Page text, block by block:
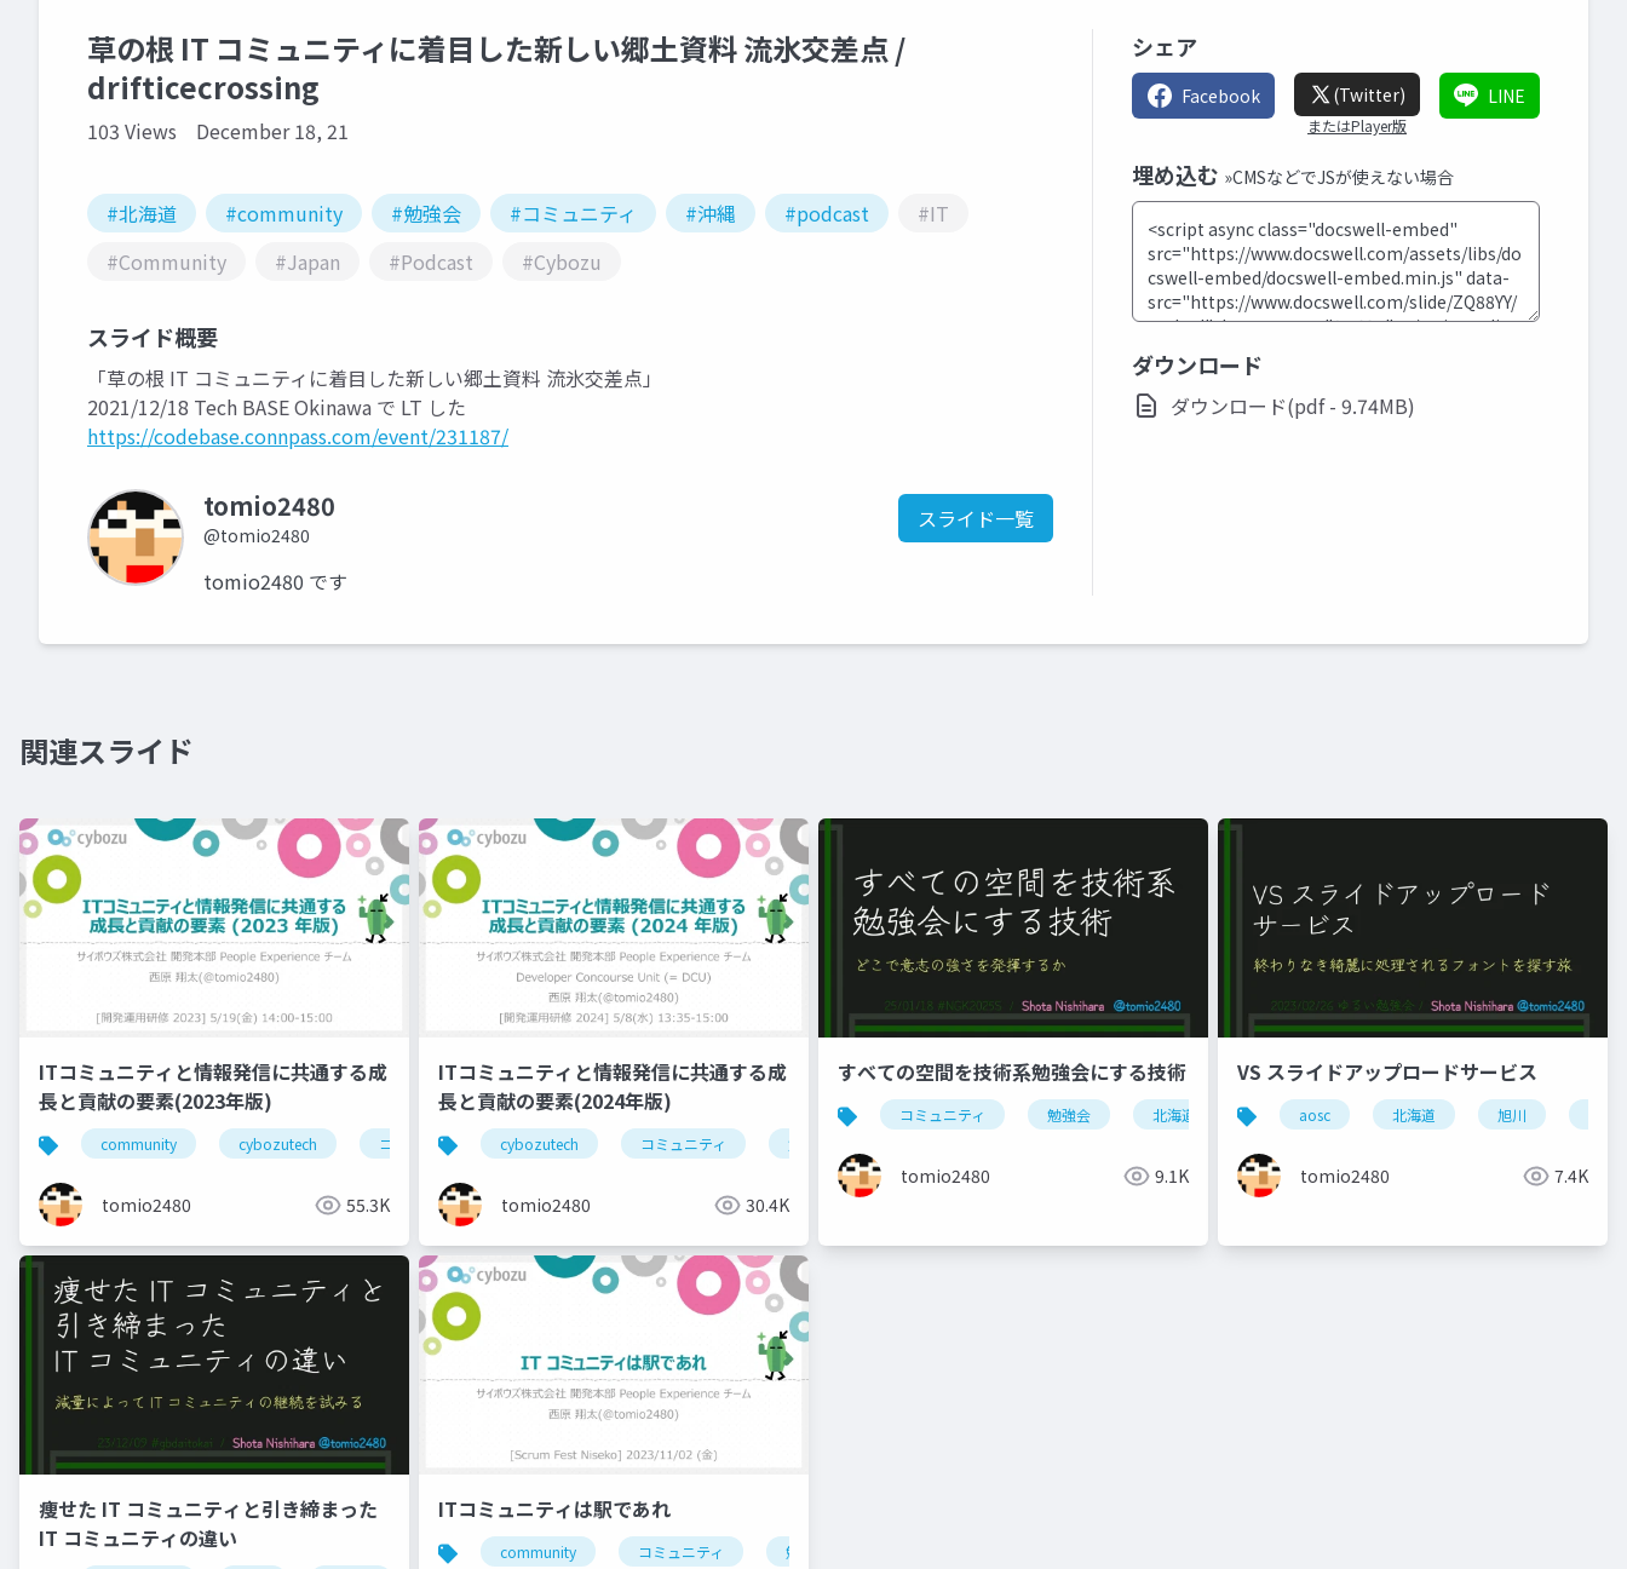
草の根 IT コミュニティに着目した新しい郷土資料 流氷交差点 /
drifticecrossing
103 Views December 18, 21
#北海道 #community #勉強会 #コミュニティ #沖縄 #podcast
#IT
#Community
#Japan #Podcast #Cybozu
スライド概要
「草の根 IT コミュニティに着目した新しい郷土資料 流氷交差点」
2021/12/18 Tech BASE Okinawa で LT した
https://codebase.connpass.com/event/231187/
tomio2480
@tomio2480
スライド一覧
tomio2480 です
シェア
Facebook (Twitter)
またはPlayer版
LINE
埋め込む »CMSなどでJSが使えない場合
ダウンロード
ダウンロード(pdf - 9.74MB)
関連スライド
ITコミュニティと情報発信に共通する成
長と貢献の要素(2023年版)
community cybozutech コミュニティ 勉強会 ブログ blog
tomio2480 55.3K
ITコミュニティと情報発信に共通する成
長と貢献の要素(2024年版)
cybozutech コミュニティ 勉強会
tomio2480 30.4K
すべての空間を技術系勉強会にする技術
コミュニティ 勉強会 北海道 東京 学び
tomio2480 9.1K
VS スライドアップロードサービス
aosc 北海道 旭川
tomio2480 7.4K
痩せた IT コミュニティと引き締まった
IT コミュニティの違い
ITコミュニティは駅であれ
community コミュニティ 勉強会